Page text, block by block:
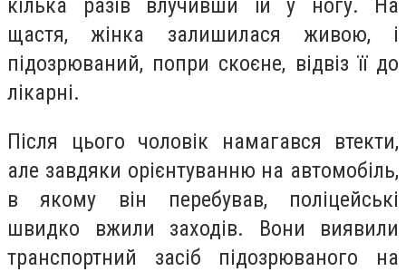
кілька разів влучивши їй у ногу. На
щастя, жінка залишилася живою, і
підозрюваний, попри скоєне, відвіз її до
лікарні.
Після цього чоловік намагався втекти,
але завдяки орієнтуванню на автомобіль,
в якому він перебував, поліцейські
швидко вжили заходів. Вони виявили
транспортний засіб підозрюваного на